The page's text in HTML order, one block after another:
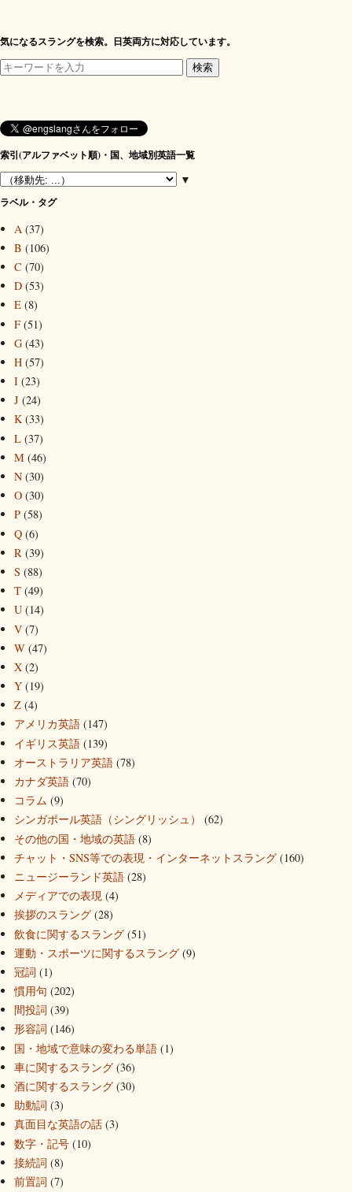
気になるスラングを検索。日英両方に対応しています。
索引(アルファベット順)・国、地域別英語一覧
▼
ラベル・タグ
A (37)
B (106)
C (70)
D (53)
E (8)
F (51)
G (43)
H (57)
I (23)
J (24)
K (33)
L (37)
M (46)
N (30)
O (30)
P (58)
Q (6)
R (39)
S (88)
T (49)
U (14)
V (7)
W (47)
X (2)
Y (19)
Z (4)
アメリカ英語 (147)
イギリス英語 (139)
オーストラリア英語 (78)
カナダ英語 (70)
コラム (9)
シンガポール英語（シングリッシュ）
(62)
その他の国・地域の英語 (8)
チャット・SNS等での表現・インターネットスラング (160)
ニュージーランド英語 (28)
メディアでの表現 (4)
挨拶のスラング (28)
飲食に関するスラング (51)
運動・スポーツに関するスラング (9)
冠詞 (1)
慣用句 (202)
間投詞 (39)
形容詞 (146)
国・地域で意味の変わる単語 (1)
車に関するスラング (36)
酒に関するスラング (30)
助動詞 (3)
真面目な英語の話 (3)
数字・記号 (10)
接続詞 (8)
前置詞 (7)